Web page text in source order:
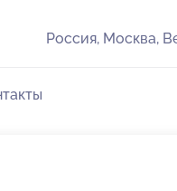
Россия, Москва,